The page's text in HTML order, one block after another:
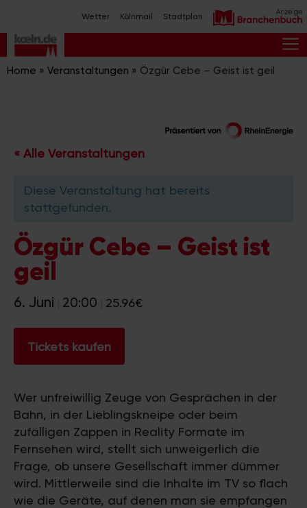
Inhalt
springen
Wetter Kölnmail Stadtplan
Home » Veranstaltungen » Özgür Cebe – Geist ist geil
« Alle Veranstaltungen
Diese Veranstaltung hat bereits
stattgefunden.
Özgür Cebe – Geist ist
geil
6. Juni 20:00 25.96€
Tickets kaufen
Wer unfreiwillig Zeuge von Gesprächen in der
Bahn, in der Lieblingskneipe oder beim
zufälligen Zappen in Reality Formate im
Fernsehen wird, stellt sich unweigerlich die
Frage, ob unsere Gesellschaft immer dümmer
wird. Mittlerweile sind die Inhalte im TV so flach
wie die Geräte, auf denen man sie empfangen